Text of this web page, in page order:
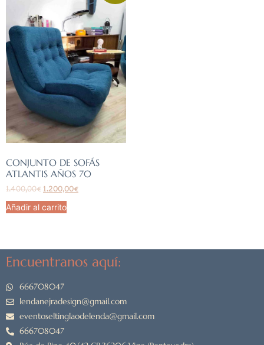
CONJUNTO DE SOFÁS
ATLANTIS AÑOS 70
1.400,00€ 1.200,00€
Añadir al carrito
Encuentranos aquí:
666708047
lendanejradesign@gmail.com
eventoseltinglaodelenda@gmail.com
666708047